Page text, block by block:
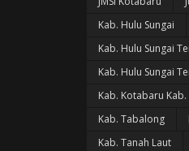
Kab. Hulu Sungai
Kab. Hulu Sungai
Kab. Hulu Sungai
Kab. Kotabaru
Kab. Tabalong
Kab. Tanah Laut